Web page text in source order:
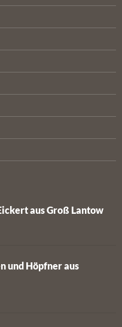
aus Groß Lantow
und Höpfner aus